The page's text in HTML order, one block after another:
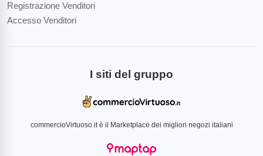
Registrazione Venditori
Accesso Venditori
I siti del gruppo
commercioVirtuoso.it è il Marketplace dei migliori negozi italiani